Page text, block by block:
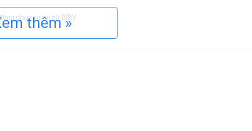
phục sơ mi nữ BIDV
giúp người mặc có thể đa dạng hóa các outfit và sử dụng hằng
thêm »